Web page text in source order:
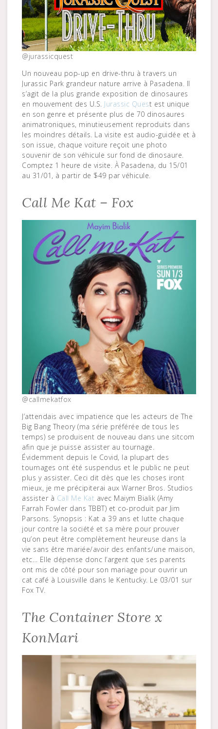
@jurassicquest
Un nouveau pop-up en drive-thru à travers un
Jurassic Park grandeur nature arrive à Pasadena. Il
s’agit de la plus grande exposition de dinosaures
en mouvement des U.S. Jurassic Quest est unique
en son genre et présente plus de 70 dinosaures
animatroniques, minutieusement reproduits dans
les moindres détails. La visite est audio-guidée et à
son issue, chaque voiture reçoit une photo
souvenir de son véhicule sur fond de dinosaure.
Comptez 1 heure de visite. À Pasadena, du 15/01
au 31/01, à partir de $49 par véhicule.
Call Me Kat – Fox
@callmekatfox
J’attendais avec impatience que les acteurs de The
Big Bang Theory (ma série préférée de tous les
temps) se produisent de nouveau dans une sitcom
afin que je puisse assister au tournage.
Évidemment depuis le Covid, la plupart des
tournages ont été suspendus et le public ne peut
plus y assister. Ceci dit dès que les choses iront
mieux, je me précipiterai aux Warner Bros. Studios
assister à Call Me Kat avec Maiym Bialik (Amy
Farrah Fowler dans TBBT) et co-produit par Jim
Parsons. Synopsis : Kat a 39 ans et lutte chaque
jour contre la société et sa mère pour prouver
qu’on peut être complètement heureuse dans la
vie sans être mariée/avoir des enfants/une maison,
etc… Elle dépense donc l’argent que ses parents
ont mis de côté pour son mariage pour ouvrir un
cat café à Louisville dans le Kentucky. Le 03/01 sur
Fox TV.
The Container Store x
KonMari